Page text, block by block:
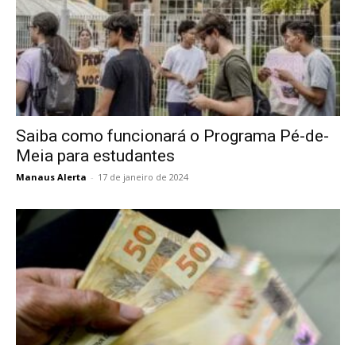
Saiba como funcionará o Programa Pé-de-
Meia para estudantes
Manaus Alerta - 17 de janeiro de 2024